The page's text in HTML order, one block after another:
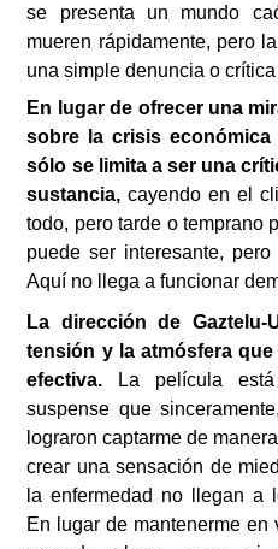
se presenta un mundo
mueren rápidamente, pero
una simple denuncia o
En lugar de ofrecer una
sobre la crisis
sólo se limita a ser una
sustancia, cayendo en el
todo, pero tarde o temprano
puede ser interesante,
Aquí no llega a funcionar
La dirección de
tensión y la atmósfera
efectiva. La película
suspense que
lograron captarme de
crear una sensación de
la enfermedad no llegan a
En lugar de mantenerme